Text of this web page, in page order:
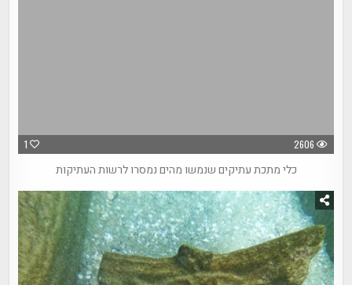
1 2606
כלי מתכת עתיקים שנמשו מהים נמסרו לרשות העתיקות